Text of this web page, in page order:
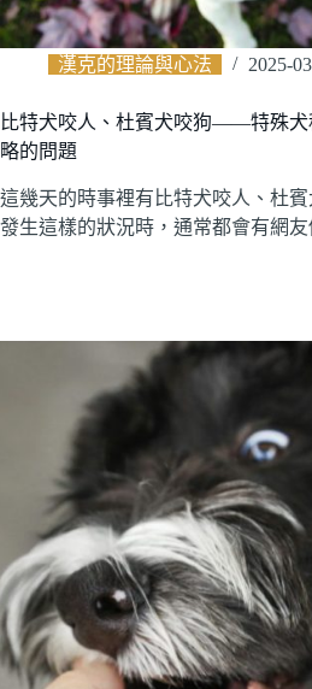
漢克的理論與心法 2025-
比特犬咬人、杜賓犬咬狗——特殊犬
略的問題
這幾天的時事裡有比特犬咬人、杜
發生這樣的狀況時，通常都會有網